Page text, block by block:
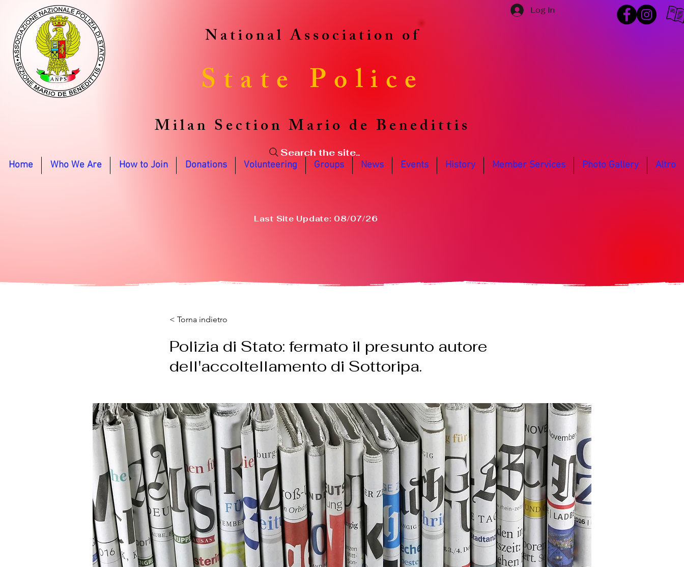
Log In
National Association of
State Police
Milan Section Mario de Benedittis
Search the site..
Last Site Update: 08/07/26
Home Who We Are How to Join Donations Volunteering Groups News Events History Member Services Photo Gallery Altro
< Torna indietro
Polizia di Stato: fermato il presunto autore
dell'accoltellamento di Sottoripa.